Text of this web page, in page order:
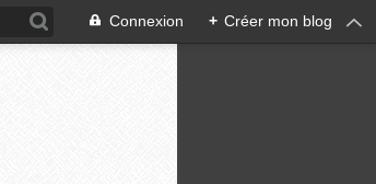
Connexion + Créer mon blog